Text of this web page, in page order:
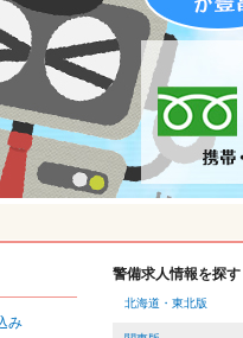
み
警備求人情報を探す
北海道・東北版